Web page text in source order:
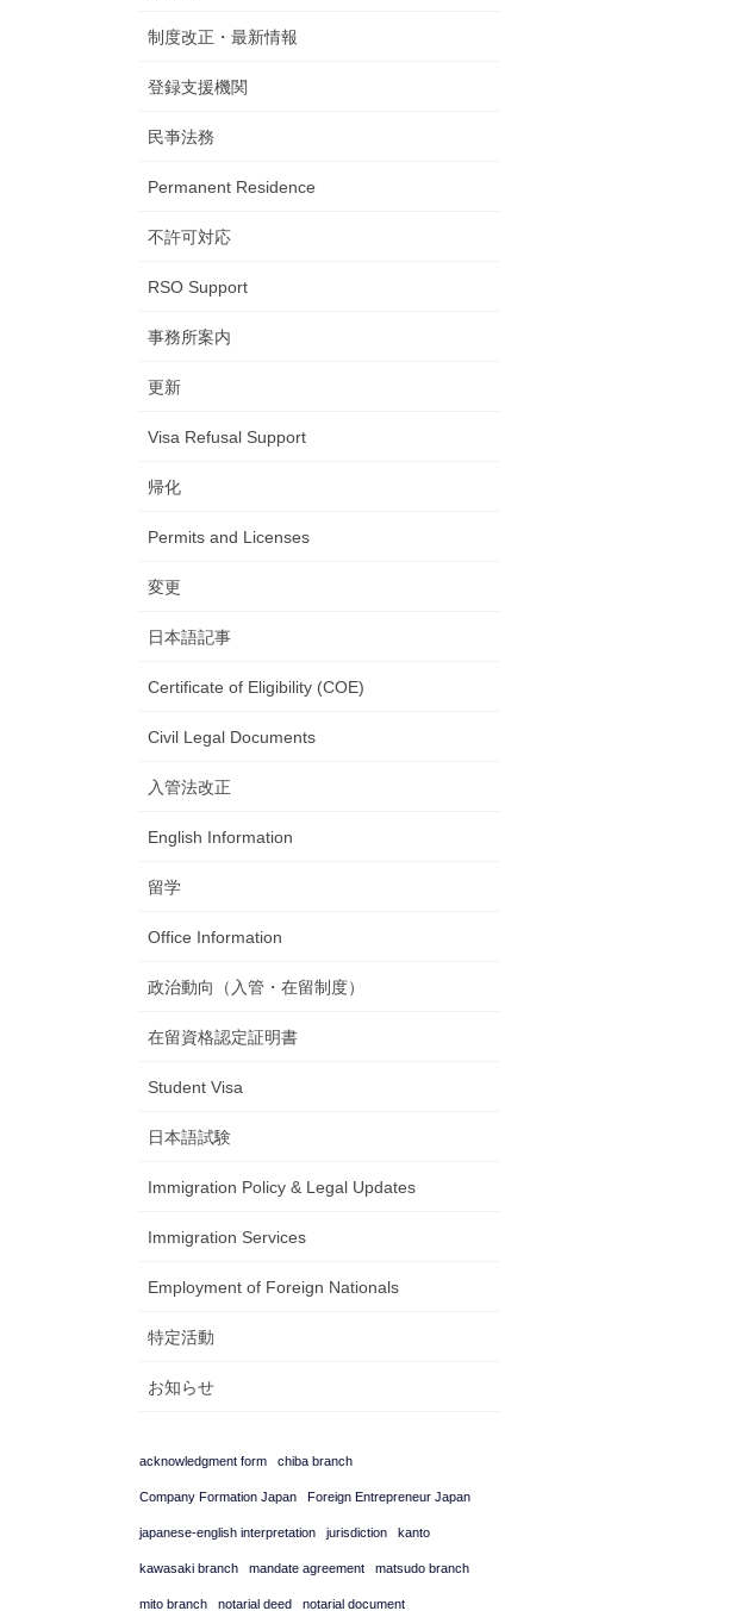
制度改正・最新情報
登録支援機関
民亊法務
Permanent Residence
不許可対応
RSO Support
事務所案内
更新
Visa Refusal Support
帰化
Permits and Licenses
変更
日本語記事
Certificate of Eligibility (COE)
Civil Legal Documents
入管法改正
English Information
留学
Office Information
政治動向（入管・在留制度）
在留資格認定証明書
Student Visa
日本語試験
Immigration Policy & Legal Updates
Immigration Services
Employment of Foreign Nationals
特定活動
お知らせ
acknowledgment form chiba branch
Company Formation Japan Foreign Entrepreneur Japan
japanese-english interpretation jurisdiction kanto
kawasaki branch mandate agreement matsudo branch
mito branch notarial deed notarial document